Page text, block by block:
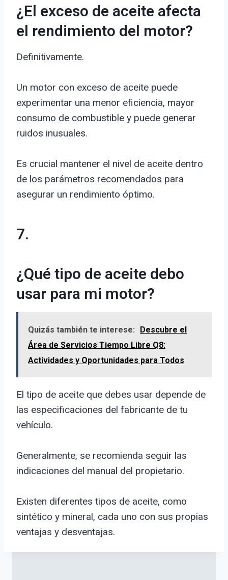
¿El exceso de aceite afecta
el rendimiento del motor?
Definitivamente.
Un motor con exceso de aceite puede
experimentar una menor eficiencia, mayor
consumo de combustible y puede generar
ruidos inusuales.
Es crucial mantener el nivel de aceite dentro
de los parámetros recomendados para
asegurar un rendimiento óptimo.
7.
¿Qué tipo de aceite debo
usar para mi motor?
Quizás también te interese:
Descubre el
Área de Servicios Tiempo Libre Q8:
Actividades y Oportunidades para Todos
El tipo de aceite que debes usar depende de
las especificaciones del fabricante de tu
vehículo.
Generalmente, se recomienda seguir las
indicaciones del manual del propietario.
Existen diferentes tipos de aceite, como
sintético y mineral, cada uno con sus propias
ventajas y desventajas.